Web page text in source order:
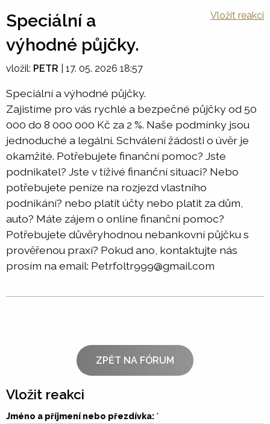
Speciální a
výhodné půjčky.
Vložit reakci
vložil: PETR 17. 05. 2026 18:57
Speciální a výhodné půjčky.
Zajistíme pro vás rychlé a bezpečné půjčky od 50
000 do 8 000 000 Kč za 2 %. Naše podmínky jsou
jednoduché a legální. Schválení žádosti o úvěr je
okamžité. Potřebujete finanční pomoc? Jste
podnikatel? Jste v tíživé finanční situaci? Nebo
potřebujete peníze na rozjezd vlastního
podnikání? nebo platit účty nebo platit za dům,
auto? Máte zájem o online finanční pomoc?
Potřebujete důvěryhodnou nebankovní půjčku s
prověřenou praxí? Pokud ano, kontaktujte nás
prosím na email: Petrfoltr999@gmail.com
ZPĚT NA FÓRUM
Vložit reakci
Jméno a příjmení nebo přezdívka: